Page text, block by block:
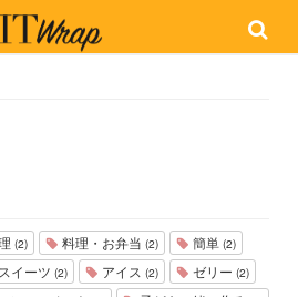
(2) 料理・お弁当 (2) 簡単 (2)
イーツ (2) アイス (2) ゼリー (2)